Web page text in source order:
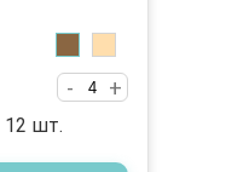
+
-
12 шт.